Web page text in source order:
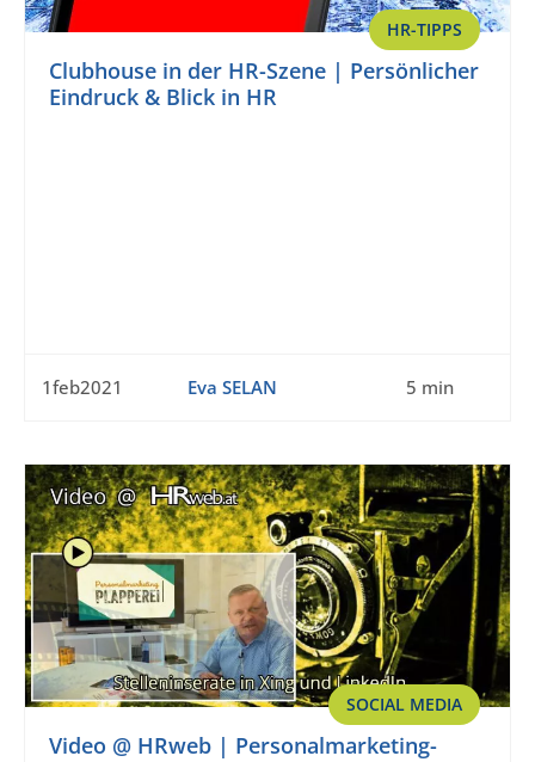
HR-TIPPS
Clubhouse in der HR-Szene | Persönlicher
Eindruck & Blick in HR
1feb2021 Eva SELAN 5 min
SOCIAL MEDIA
Video @ HRweb | Personalmarketing-